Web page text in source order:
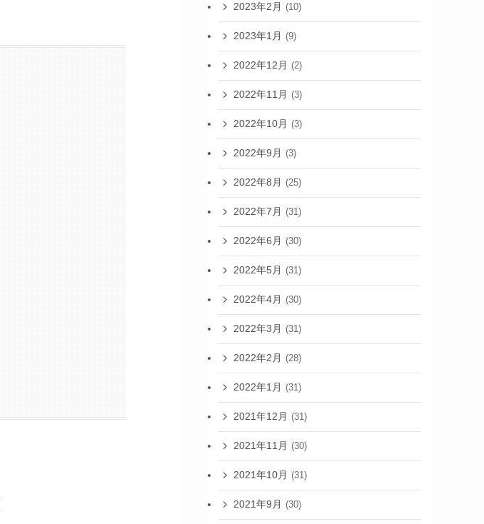
2023年2月 (10)
2023年1月 (9)
2022年12月 (2)
2022年11月 (3)
2022年10月 (3)
2022年9月 (3)
2022年8月 (25)
2022年7月 (31)
2022年6月 (30)
2022年5月 (31)
2022年4月 (30)
2022年3月 (31)
2022年2月 (28)
2022年1月 (31)
2021年12月 (31)
2021年11月 (30)
2021年10月 (31)
2021年9月 (30)